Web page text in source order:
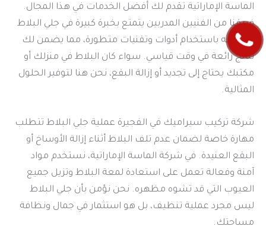
الماسة الإماراتية تقدم لك أفضل الخدمات في هذا المجال.
فريقنا من الفنيين المدربين يتمتع بخبرة كبيرة في جلي البلاط
وتلميعه باستخدام أدوات وتقنيات متطورة، مما يضمن لك
نتائج رائعة في وقت قياسي. سواء كان البلاط في منزلك أو
مكتبك يحتاج إلى تجديد أو إزالة البقع، نحن هنا لتوفير الحلول
المثالية.
شركة تركيب سيراميك في الفجيرة عملية جلي البلاط تتطلب
مهارة خاصة لضمان عدم تلف البلاط أثناء إزالة الأوساخ أو
البقع العنيدة. في شركة الماسة الإماراتية، نستخدم مواد
آمنة وفعالة تعمل على استعادة لمعة البلاط وتزيل جميع
العيوب التي قد تشوه مظهره. نحن نؤمن بأن جلي البلاط
ليس مجرد عملية تنظيف، بل هو استثمار في جمال ونظافة
مساحتك.